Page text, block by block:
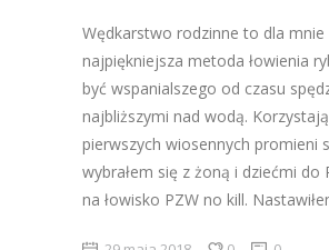
Wędkarstwo rodzinne to dla mnie
najpiękniejsza metoda łowienia
być wspanialszego od czasu
najbliższymi nad wodą.
pierwszych wiosennych promieni
wybrałem się z żoną i dziećmi do
na łowisko PZW no kill.